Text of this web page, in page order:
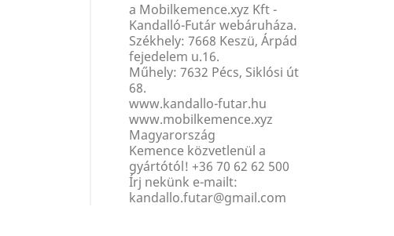
a Mobilkemence.xyz Kft -
Kandalló-Futár webáruháza.
Székhely: 7668 Keszü, Árpád
fejedelem u.16.
Műhely: 7632 Pécs, Siklósi út
68.
www.kandallo-futar.hu
www.mobilkemence.xyz
Magyarország
Kemence közvetlenül a
gyártótól! +36 70 62 62 500
Írj nekünk e-mailt:
kandallo.futar@gmail.com